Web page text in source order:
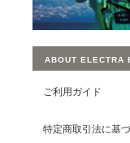
ABOUT ELECTRA
ご利用ガイド
特定商取引法に基